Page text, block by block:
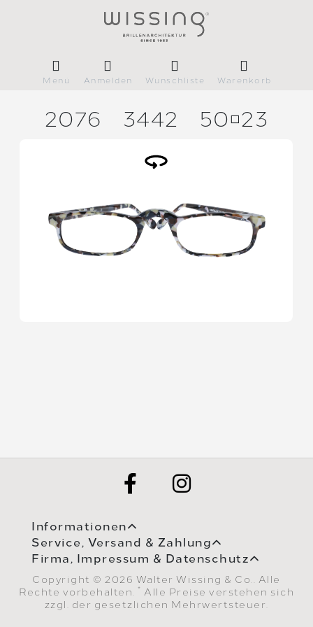
Menü Anmelden Wunschliste Warenkorb
2076 3442 5023
Informationen
Service, Versand & Zahlung
Firma, Impressum & Datenschutz
Copyright © 2026 Walter Wissing & Co.. Alle
Rechte vorbehalten.
* Alle Preise verstehen sich
zzgl. der gesetzlichen Mehrwertsteuer.